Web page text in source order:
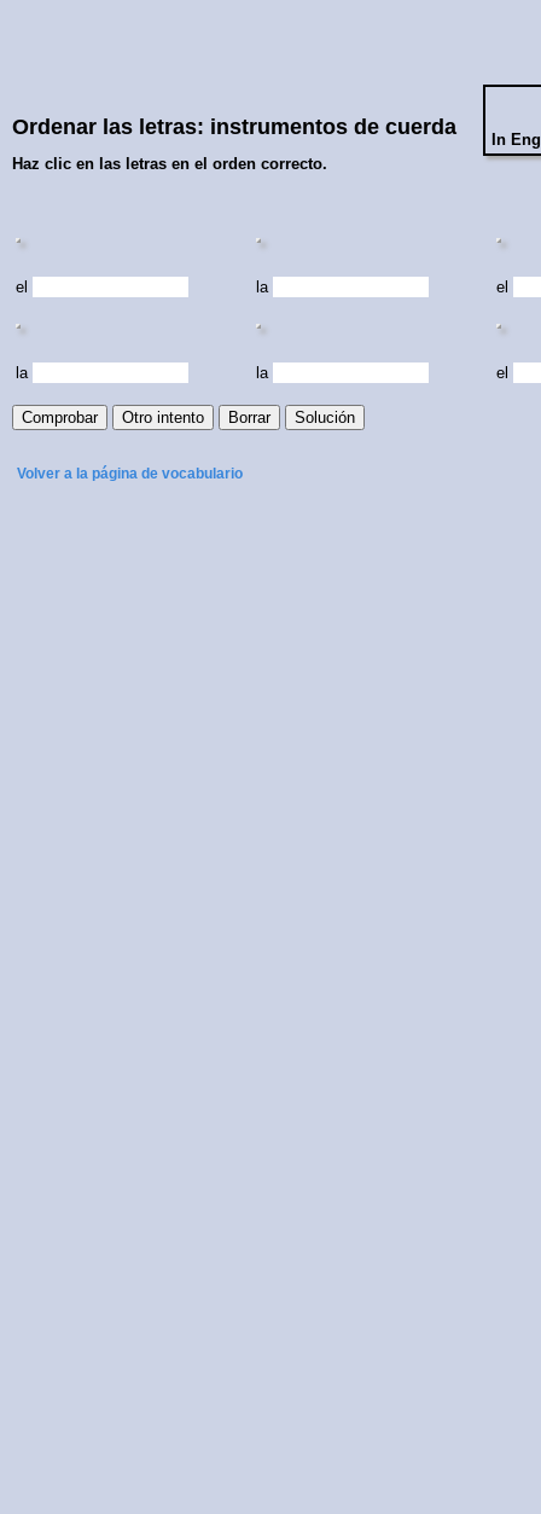
Ordenar las letras: instrumentos de cuerda
Haz clic en las letras en el orden correcto.
el la el
la la el
Volver a la página de vocabulario
In